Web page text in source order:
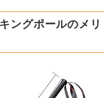
ングポールのメリ